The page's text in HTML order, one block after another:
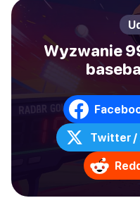
Wyzwanie
Twitter /